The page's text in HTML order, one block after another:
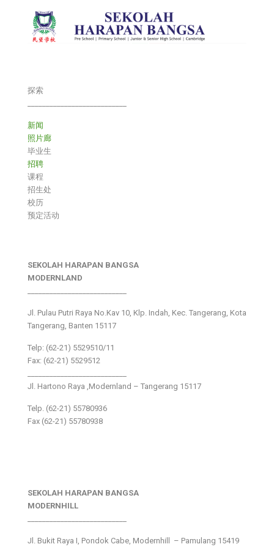
探索
新闻
照片廊
毕业生
招聘
课程
招生处
校历
预定活动
SEKOLAH HARAPAN BANGSA
MODERNLAND
Jl. Pulau Putri Raya No.Kav 10, Klp. Indah, Kec. Tangerang, Kota
Tangerang, Banten 15117
Telp: (62-21) 5529510/11
Fax: (62-21) 5529512
Jl. Hartono Raya ,Modernland – Tangerang 15117
Telp. (62-21) 55780936
Fax (62-21) 55780938
SEKOLAH HARAPAN BANGSA
MODERNHILL
Jl. Bukit Raya I, Pondok Cabe, Modernhill – Pamulang 15419